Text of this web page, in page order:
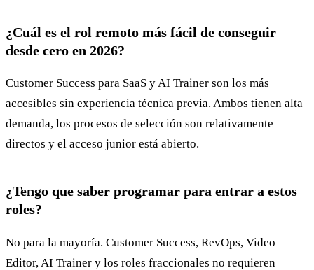
¿Cuál es el rol remoto más fácil de conseguir
desde cero en 2026?
Customer Success para SaaS y AI Trainer son los más
accesibles sin experiencia técnica previa. Ambos tienen alta
demanda, los procesos de selección son relativamente
directos y el acceso junior está abierto.
¿Tengo que saber programar para entrar a estos
roles?
No para la mayoría. Customer Success, RevOps, Video
Editor, AI Trainer y los roles fraccionales no requieren